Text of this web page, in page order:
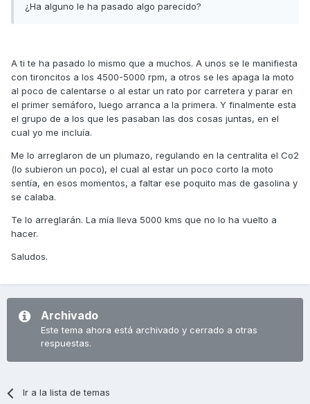
¿Ha alguno le ha pasado algo parecido?
A ti te ha pasado lo mismo que a muchos. A unos se le manifiesta
con tironcitos a los 4500-5000 rpm, a otros se les apaga la moto
al poco de calentarse o al estar un rato por carretera y parar en
el primer semáforo, luego arranca a la primera. Y finalmente esta
el grupo de a los que les pasaban las dos cosas juntas, en el
cual yo me incluía.
Me lo arreglaron de un plumazo, regulando en la centralita el Co2
(lo subieron un poco), el cual al estar un poco corto la moto
sentía, en esos momentos, a faltar ese poquito mas de gasolina y
se calaba.
Te lo arreglarán. La mía lleva 5000 kms que no lo ha vuelto a
hacer.
Saludos.
Archivado
Este tema ahora está archivado y cerrado a otras
respuestas.
Ir a la lista de temas